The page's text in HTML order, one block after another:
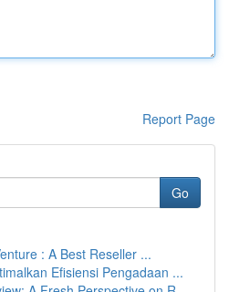
Report Page
Go
: A Best Reseller ...
Efisiensi Pengadaan ...